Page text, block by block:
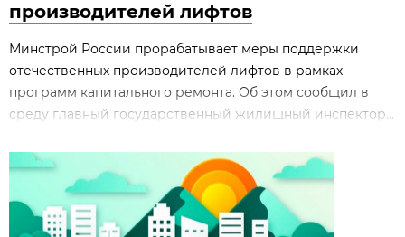
производителей лифтов
Минстрой России прорабатывает меры поддержки
отечественных производителей лифтов в рамках
программ капитального ремонта. Об этом сообщил в
среду главный государственный жилищный инспектор...